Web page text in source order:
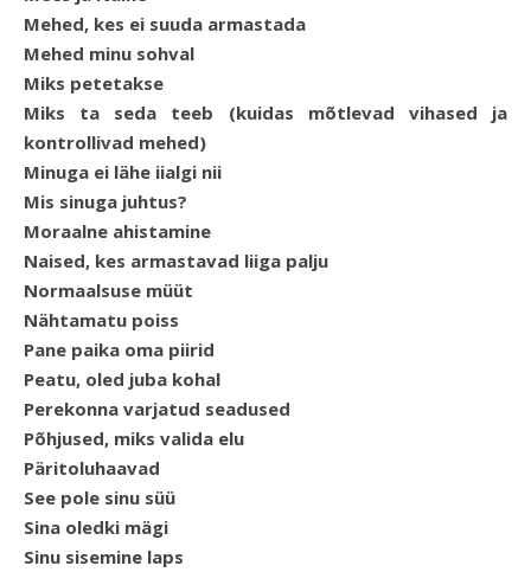
Mehed, kes ei suuda armastada
Mehed minu sohval
Miks petetakse
Miks ta seda teeb (kuidas mõtlevad vihased ja
kontrollivad mehed)
Minuga ei lähe iialgi nii
Mis sinuga juhtus?
Moraalne ahistamine
Naised, kes armastavad liiga palju
Normaalsuse müüt
Nähtamatu poiss
Pane paika oma piirid
Peatu, oled juba kohal
Perekonna varjatud seadused
Põhjused, miks valida elu
Päritoluhaavad
See pole sinu süü
Sina oledki mägi
Sinu sisemine laps